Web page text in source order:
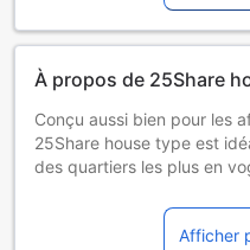
À propos de 25Share
Conçu aussi bien pour les
25Share house type est
des quartiers les plus en
avantages offerts par
excellente situation,Afficher